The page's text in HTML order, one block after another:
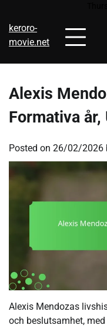
content
keroro-
movie.net
Alexis
Formativa
Posted on 26/02/2026
Alexis Mendozas
och beslutsamhet,